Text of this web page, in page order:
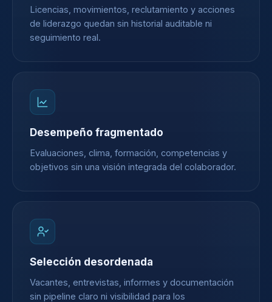
Licencias, movimientos, reclutamiento y acciones
de liderazgo quedan sin historial auditable ni
seguimiento real.
Desempeño fragmentado
Evaluaciones, clima, formación, competencias y
objetivos sin una visión integrada del colaborador.
Selección desordenada
Vacantes, entrevistas, informes y documentación
sin pipeline claro ni visibilidad para los